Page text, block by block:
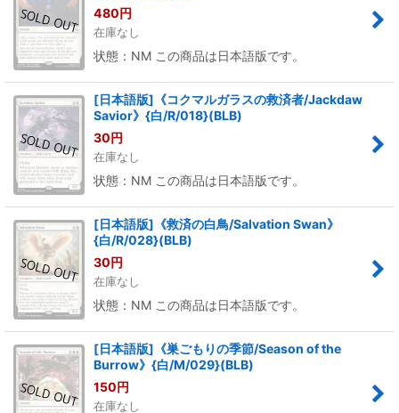
480円
在庫なし
状態：NM この商品は日本語版です。
[日本語版]《コクマルガラスの救済者/Jackdaw
Savior》{白/R/018}(BLB)
30円
在庫なし
状態：NM この商品は日本語版です。
[日本語版]《救済の白鳥/Salvation Swan》
{白/R/028}(BLB)
30円
在庫なし
状態：NM この商品は日本語版です。
[日本語版]《巣ごもりの季節/Season of the
Burrow》{白/M/029}(BLB)
150円
在庫なし